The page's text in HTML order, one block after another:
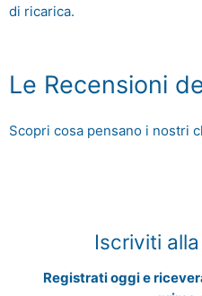
di ricarica.
Le Recensioni
Scopri cosa pensano i nostri
Iscriviti
Registrati oggi e